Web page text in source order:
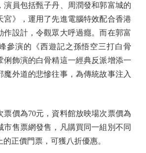
員包括甄子丹、周潤發和郭富城的
宮》，運用了先進電腦特效配合香港
作設計，令觀眾大呼過癮。而在郭富
參演的《西遊記之孫悟空三打白骨
俐飾演的白骨精這一經典反派增添一
魔外道的悲慘往事，為傳統故事注入
價為70元，資料館放映場次票價為
市售票網發售，凡購買同一組別不同
正價門票，可獲八折優惠。